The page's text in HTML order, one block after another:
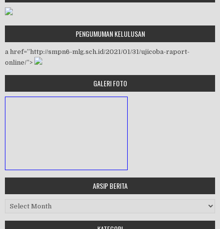
PENGUMUMAN KELULUSAN
a href=”http://smpn6-mlg.sch.id/2021/01/31/ujicoba-raport-
online/”>
GALERI FOTO
ARSIP BERITA
Arsip Berita